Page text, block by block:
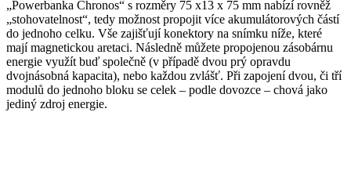
„Powerbanka Chronos“ s rozměry 75 x13 x 75 mm nabízí rovněž
„stohovatelnost“, tedy možnost propojit více akumulátorových částí
do jednoho celku. Vše zajišťují konektory na snímku níže, které
mají magnetickou aretaci. Následně můžete propojenou zásobárnu
energie využít buď společně (v případě dvou prý opravdu
dvojnásobná kapacita), nebo každou zvlášť. Při zapojení dvou, či tří
modulů do jednoho bloku se celek – podle dovozce – chová jako
jediný zdroj energie.